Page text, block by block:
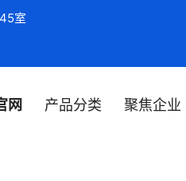
室
网 产品分类 聚焦企业